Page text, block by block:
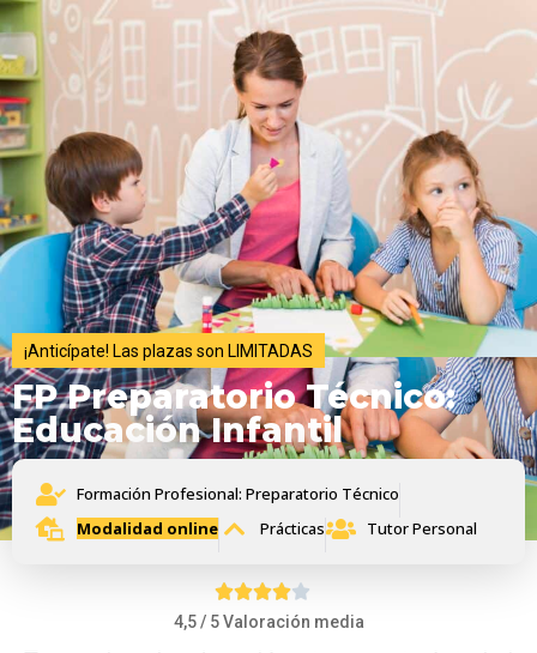
¡Anticípate! Las plazas son LIMITADAS
FP Preparatorio Técnico:
Educación Infantil
Formación Profesional: Preparatorio Técnico
Modalidad online
Prácticas Tutor Personal
4,5 / 5 Valoración media